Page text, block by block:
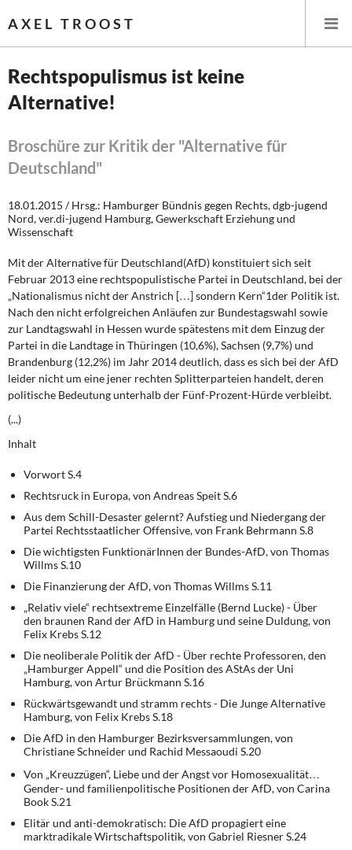
AXEL TROOST
Startseite
Themen
Wirtschaftspolitik
Öffentliche Infrastruktur und Daseinsvorsorge
Eurokrise und Griechenland
DIE LINKE
Weitere Themen
Institut Solidarische Moderne
Rosa-Luxemburg-Stiftung
Über mich
Kontakt
Rechtspopulismus ist keine
Alternative!
Broschüre zur Kritik der "Alternative für
Deutschland"
18.01.2015 / Hrsg.: Hamburger Bündnis gegen Rechts, dgb-jugend
Nord, ver.di-jugend Hamburg, Gewerkschaft Erziehung und
Wissenschaft
Mit der Alternative für Deutschland(AfD) konstituiert sich seit
Februar 2013 eine rechtspopulistische Partei in Deutschland, bei der
„Nationalismus nicht der Anstrich […] sondern Kern“1der Politik ist.
Nach den nicht erfolgreichen Anläufen zur Bundestagswahl sowie
zur Landtagswahl in Hessen wurde spätestens mit dem Einzug der
Partei in die Landtage in Thüringen (10,6%), Sachsen (9,7%) und
Brandenburg (12,2%) im Jahr 2014 deutlich, dass es sich bei der AfD
leider nicht um eine jener rechten Splitterparteien handelt, deren
politische Bedeutung unterhalb der Fünf-Prozent-Hürde verbleibt.
(...)
Inhalt
Vorwort S.4
Rechtsruck in Europa, von Andreas Speit S.6
Aus dem Schill-Desaster gelernt? Aufstieg und Niedergang der
Partei Rechtsstaatlicher Offensive, von Frank Behrmann S.8
Die wichtigsten FunktionärInnen der Bundes-AfD, von Thomas
Willms S.10
Die Finanzierung der AfD, von Thomas Willms S.11
„Relativ viele“ rechtsextreme Einzelfälle (Bernd Lucke) - Über
den braunen Rand der AfD in Hamburg und seine Duldung, von
Felix Krebs S.12
Die neoliberale Politik der AfD - Über rechte Professoren, den
„Hamburger Appell“ und die Position des AStAs der Uni
Hamburg, von Artur Brückmann S.16
Rückwärtsgewandt und stramm rechts - Die Junge Alternative
Hamburg, von Felix Krebs S.18
Die AfD in den Hamburger Bezirksversammlungen, von
Christiane Schneider und Rachid Messaoudi S.20
Von „Kreuzzügen“, Liebe und der Angst vor Homosexualität…
Gender- und familienpolitische Positionen der AfD, von Carina
Book S.21
Elitär und anti-demokratisch: Die AfD propagiert eine
marktradikale Wirtschaftspolitik, von Gabriel Riesner S.24